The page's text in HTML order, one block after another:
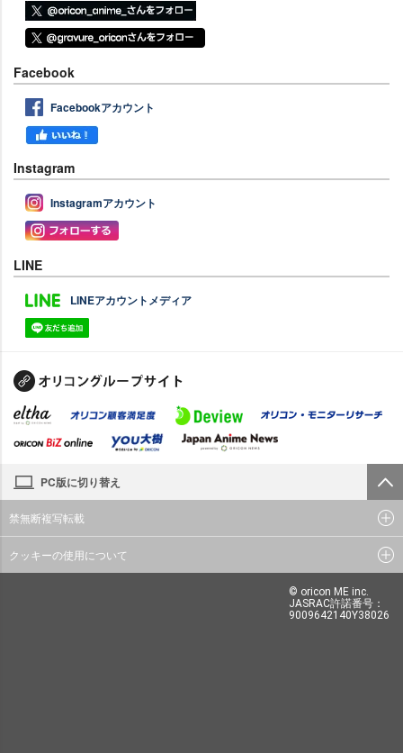
Facebook
Facebookアカウント
Instagram
Instagramアカウント
LINE
LINEアカウントメディア
PC版に切り替え
禁無断複写転載
クッキーの使用について
© oricon ME inc.
JASRAC許諾番号：
9009642140Y38026